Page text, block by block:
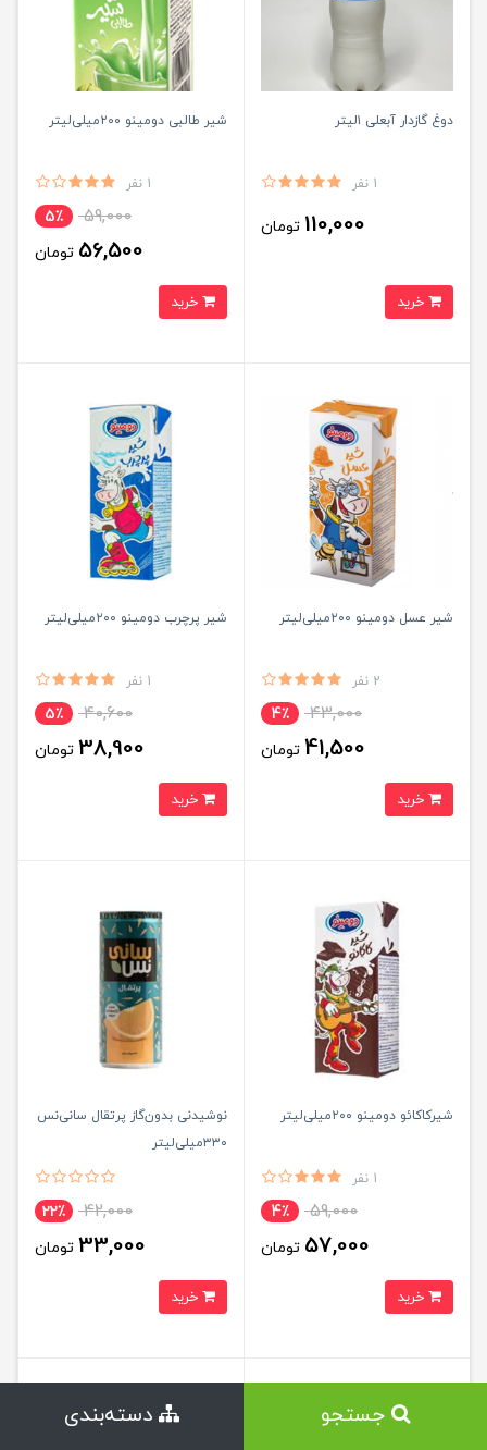
دوغ گاز‌دار آبعلی ۱لیتر
1 نفر
110,000 تومان
شیر طالبی دومینو ۲۰۰میلی‌لیتر
1 نفر
59,000 5٪
56,500 تومان
شیر عسل دومینو ۲۰۰میلی‌لیتر
2 نفر
43,000 4٪
41,500 تومان
شیر پرچرب دومینو ۲۰۰میلی‌لیتر
1 نفر
40,600 5٪
38,900 تومان
شیرکاکائو دومینو ۲۰۰میلی‌لیتر
1 نفر
59,000 4٪
57,000 تومان
نوشیدنی بدون‌گاز پرتقال سانی‌نس
۳۳۰میلی‌لیتر
42,000 22٪
33,000 تومان